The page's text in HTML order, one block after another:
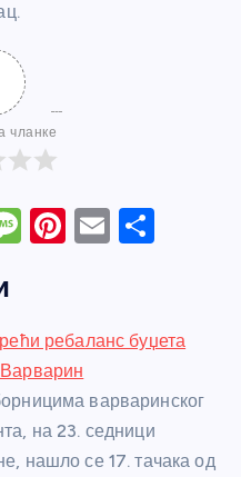
чланке
M
a
g
e
Pi
e
st
E
e
ребаланс буџета
варваринског
на 23. седници
нашло се 17. тачака од